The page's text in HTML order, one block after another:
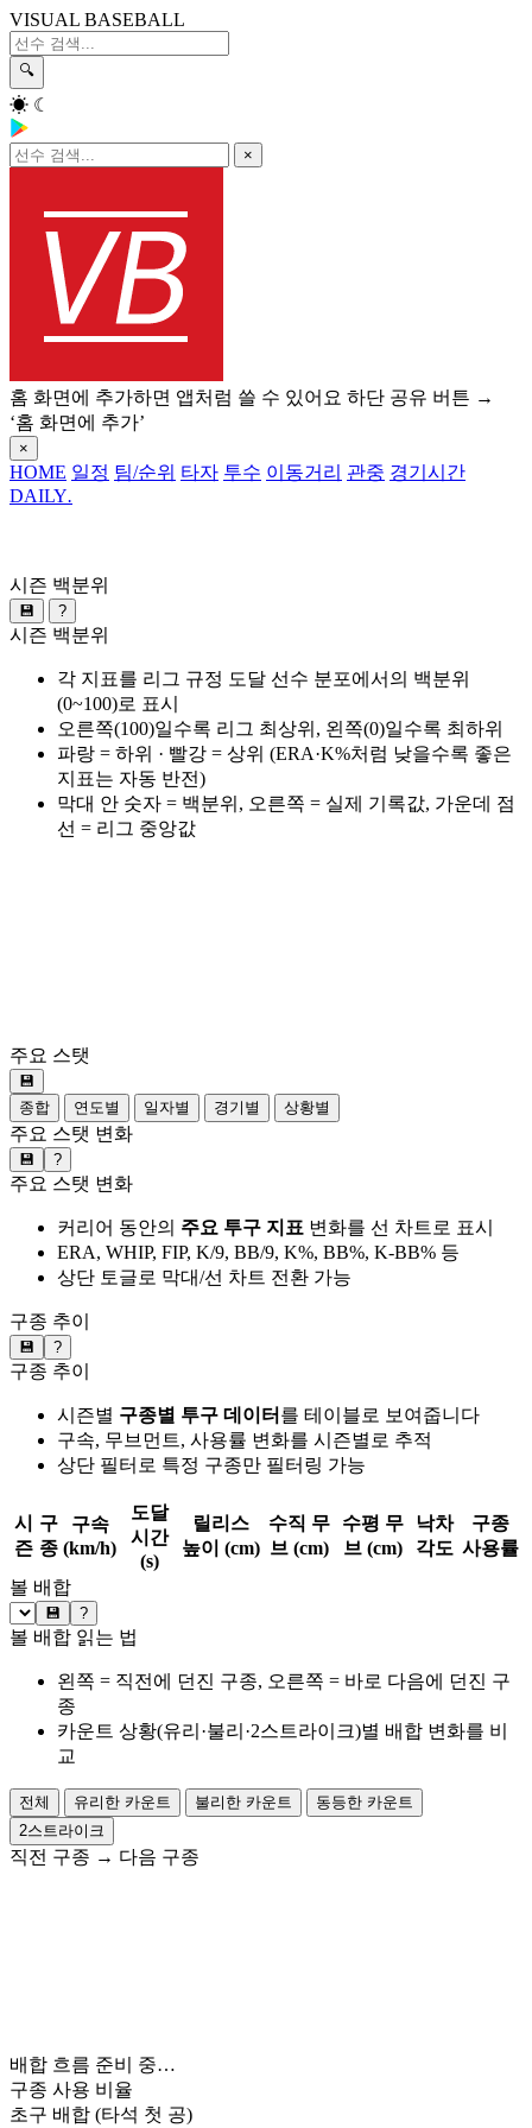
VISUAL BASEBALL
🔍
☀ ☾
×
홈 화면에 추가하면 앱처럼 쓸 수 있어요 하단 공유 버튼 →
‘홈 화면에 추가’
×
HOME 일정 팀/순위 타자 투수 이동거리 관중 경기시간
DAILY.
시즌 백분위
💾 ?
시즌 백분위
각 지표를 리그 규정 도달 선수 분포에서의 백분위
(0~100)로 표시
오른쪽(100)일수록 리그 최상위, 왼쪽(0)일수록 최하위
파랑 = 하위 · 빨강 = 상위 (ERA·K%처럼 낮을수록 좋은
지표는 자동 반전)
막대 안 숫자 = 백분위, 오른쪽 = 실제 기록값, 가운데 점
선 = 리그 중앙값
주요 스탯
💾
종합
연도별 일자별 경기별 상황별
주요 스탯 변화
💾 ?
주요 스탯 변화
커리어 동안의 주요 투구 지표 변화를 선 차트로 표시
ERA, WHIP, FIP, K/9, BB/9, K%, BB%, K-BB% 등
상단 토글로 막대/선 차트 전환 가능
구종 추이
💾 ?
구종 추이
시즌별 구종별 투구 데이터 를 테이블로 보여줍니다
구속, 무브먼트, 사용률 변화를 시즌별로 추적
상단 필터로 특정 구종만 필터링 가능
시
즌
구
종
구속
(km/h)
도달
시간
(s)
릴리스
높이 (cm)
수직 무
브 (cm)
수평 무
브 (cm)
낙차
각도
구종
사용률
볼 배합
💾 ?
볼 배합 읽는 법
왼쪽 = 직전에 던진 구종, 오른쪽 = 바로 다음에 던진 구
종
카운트 상황(유리·불리·2스트라이크)별 배합 변화를 비
교
전체 유리한 카운트 불리한 카운트
동등한 카운트
2스트라이크
직전 구종 → 다음 구종
배합 흐름 준비 중…
구종 사용 비율
초구 배합 (타석 첫 공)